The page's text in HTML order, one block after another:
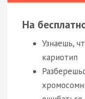
На
Узнаешь,
кариотип